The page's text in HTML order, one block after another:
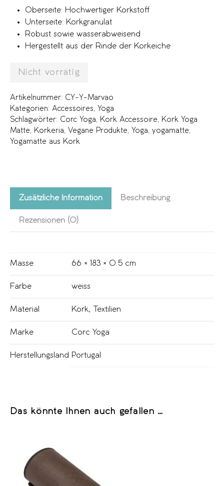
Oberseite: Hochwertiger Korkstoff
Unterseite: Korkgranulat
Robust sowie wasserabweisend
Hergestellt aus der Rinde der Korkeiche
Nicht vorrätig
Artikelnummer: CY-Y-Marvao
Kategorien: Accessoires
Yoga
Schlagwörter: Corc Yoga Kork Accessoire
Kork Yoga
Matte
Korkeria Vegane Produkte Yoga yogamatte
Yogamatte aus Kork
Zusätzliche Information Beschreibung
Rezensionen (0)
Masse 66 × 183 × 0.5 cm
Farbe weiss
Material Kork Textilien
Marke Corc Yoga
Herstellungsland Portugal
Das könnte Ihnen auch gefallen …